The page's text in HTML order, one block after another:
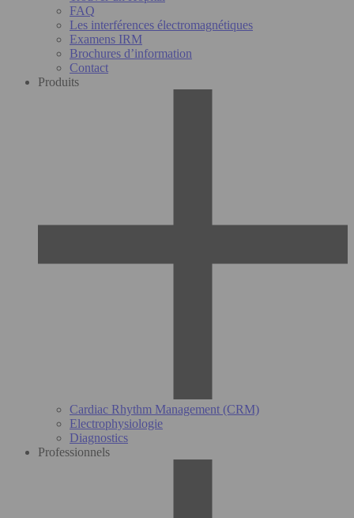
FAQ
Les interférences électromagnétiques
Examens IRM
Brochures d’information
Contact
Produits
Cardiac Rhythm Management (CRM)
Electrophysiologie
Diagnostics
Professionnels